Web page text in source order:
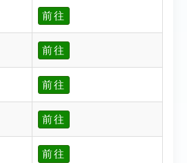
前往
前往
前往
前往
前往